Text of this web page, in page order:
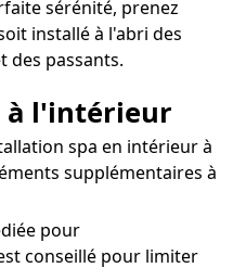
sérénité, prenez
installé à l'abri des
des passants.
à l'intérieur
spa en intérieur à
supplémentaires à
pour
conseillé pour limiter